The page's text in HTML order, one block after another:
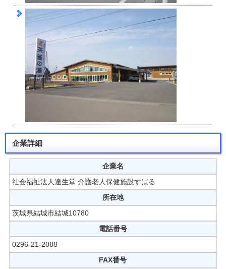
企業詳細
企業名
社会福祉法人達生堂 介護老人保健施設すばる
所在地
茨城県結城市結城10780
電話番号
0296-21-2088
FAX番号